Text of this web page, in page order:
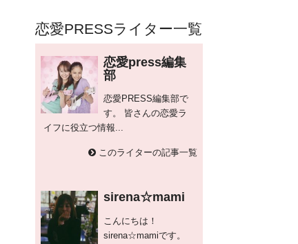
恋愛PRESSライター一覧
恋愛press編集
部
恋愛PRESS編集部で
す。 皆さんの恋愛ラ
イフに役立つ情報...
このライターの記事一覧
sirena☆mami
こんにちは！
sirena☆mamiです。